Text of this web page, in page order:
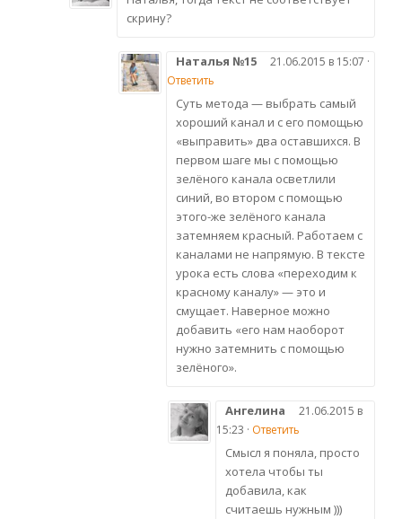
скрину?
Наталья №15
21.06.2015 в 15:07 ·
Ответить
Суть метода — выбрать самый
хороший канал и с его помощью
«выправить» два оставшихся. В
первом шаге мы с помощью
зелёного канала осветлили
синий, во втором с помощью
этого-же зелёного канала
затемняем красный. Работаем с
каналами не напрямую. В тексте
урока есть слова «переходим к
красному каналу» — это и
смущает. Наверное можно
добавить «его нам наоборот
нужно затемнить с помощью
зелёного».
Ангелина
21.06.2015 в
15:23 · Ответить
Смысл я поняла, просто
хотела чтобы ты
добавила, как
считаешь нужным )))